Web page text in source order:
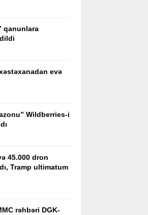
qanunlara
evə
Wildberries-i
45.000 dron
Tramp ultimatum
rəhbəri DGK-